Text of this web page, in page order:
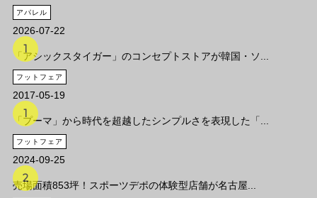
アパレル
2026-07-22
「アシックスタイガー」のコンセプトストアが韓国・ソ...
フットフェア
2017-05-19
「プーマ」から時代を超越したシンプルさを表現した「...
フットフェア
2024-09-25
売場面積853坪！スポーツデポの体験型店舗が名古屋...